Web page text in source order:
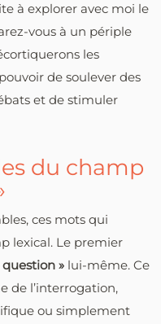
à explorer avec moi le
vous à un périple
les
de soulever des
et de stimuler
du champ
ces mots qui
lexical. Le premier
question » lui-même. Ce
de l’interrogation,
ou simplement